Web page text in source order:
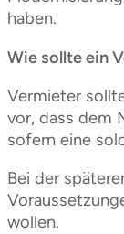
haben.
Wie sollte ein
Vermieter
vor, dass dem
sofern eine
Bei der
wollen.